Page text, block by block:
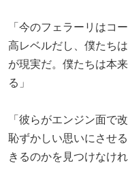
「今のフェラーリはコ
高レベルだし、僕たち
が現実だ。僕たちは本
る」
「彼らがエンジン面で
恥ずかしい思いにさせ
きるのかを見つけなけれ